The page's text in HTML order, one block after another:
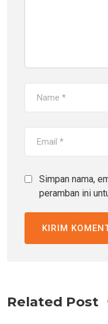
Simpan nama,
peramban ini
Related Post